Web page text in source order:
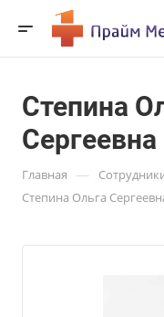
Степина
Сергеевна
Главная —
Степина Ольга